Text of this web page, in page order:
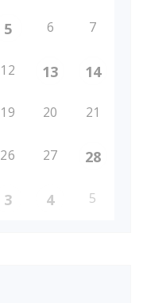
5 6 7
12 13 14
19 20 21
26 27 28
3 4 5